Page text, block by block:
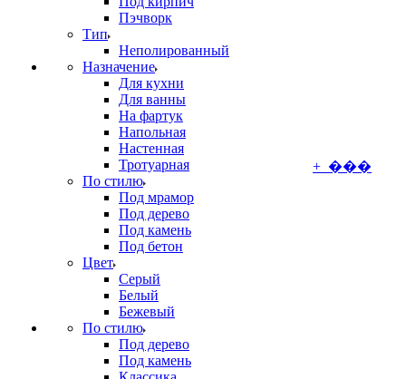
Пэчворк
Тип
Неполированный
Назначение
Для кухни
Для ванны
На фартук
Напольная
Настенная
Тротуарная
По стилю
Под мрамор
Под дерево
Под камень
Под бетон
Цвет
Серый
Белый
Бежевый
По стилю
Под дерево
Под камень
+ ���